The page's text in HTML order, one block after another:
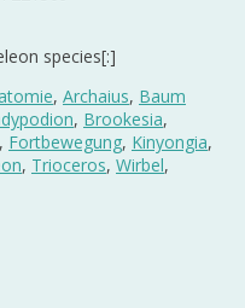
species[:]
, Archaius, Baum
, Brookesia,
, Fortbewegung, Kinyongia,
, Trioceros, Wirbel,